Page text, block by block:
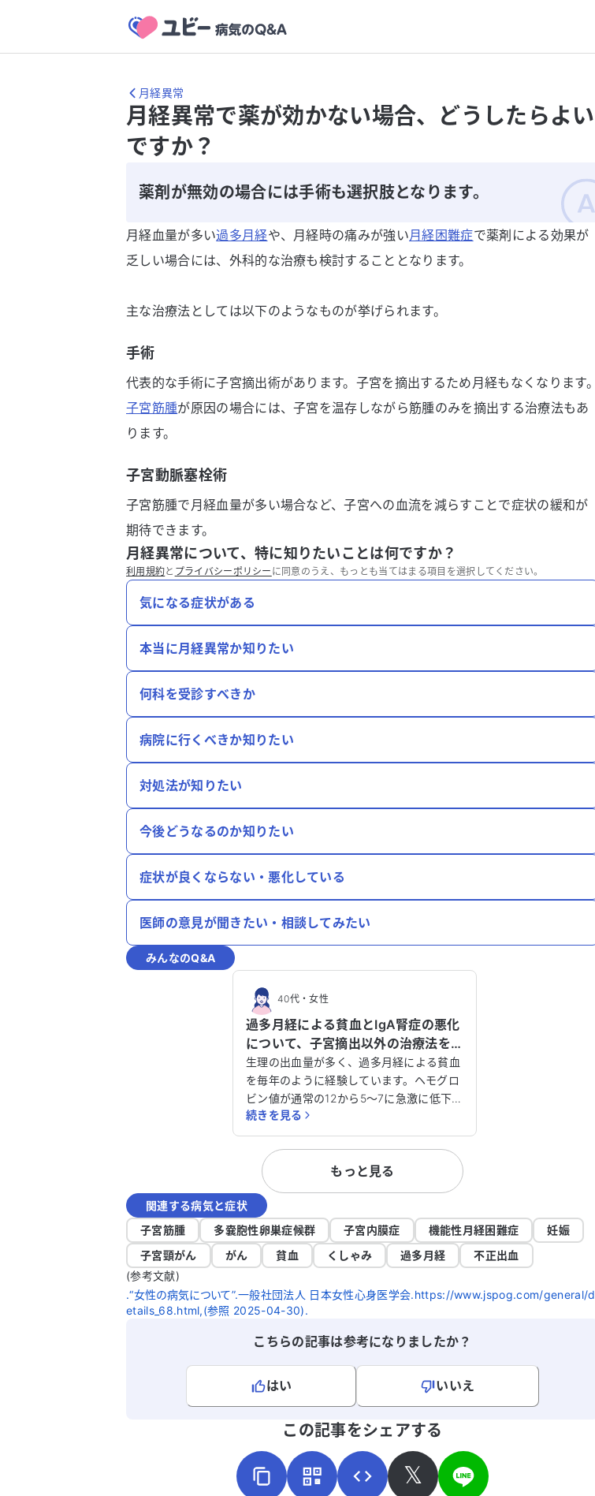
月経異常
月経異常で薬が効かない場合、どうしたらよい
ですか？
薬剤が無効の場合には手術も選択肢となります。
月経血量が多い過多月経や、月経時の痛みが強い月経困難症で薬剤による効果が
乏しい場合には、外科的な治療も検討することとなります。
主な治療法としては以下のようなものが挙げられます。
手術
代表的な手術に子宮摘出術があります。子宮を摘出するため月経もなくなります。
子宮筋腫が原因の場合には、子宮を温存しながら筋腫のみを摘出する治療法もあ
ります。
子宮動脈塞栓術
子宮筋腫で月経血量が多い場合など、子宮への血流を減らすことで症状の緩和が
期待できます。
月経異常について、特に知りたいことは何ですか？
利用規約と プライバシーポリシー に同意のうえ、もっとも当てはまる項目を選択してください。
気になる症状がある
本当に月経異常か知りたい
何科を受診すべきか
病院に行くべきか知りたい
対処法が知りたい
今後どうなるのか知りたい
症状が良くならない・悪化している
医師の意見が聞きたい・相談してみたい
みんなのQ&A
40代・女性
過多月経による貧血とIgA腎症の悪化
について、子宮摘出以外の治療法を
相談させてください。
生理の出血量が多く、過多月経による貧血
を毎年のように経験しています。ヘモグロ
ビン値が通常の12から5〜7に急激に低下す
ることがあり、非常に心配です。これま
で、ホルモンバランスを整えるためにピル
を試しましたが、血圧が200を超え、持病
のIgA腎症が悪化するなどの全身への影響
が怖く、服用を中止しました。 婦人科医
からは、ピルでの調整が難しい場合、子宮
摘出をすすめられました。しかし、夫婦関
係の変化や、母や祖母が閉経後に肥満や糖
尿病を発症した遺伝的リスクを考えると、
はないものでしょうか。原因を知りたいで
すし、どのように対処すればよいのか、ア
ドバイスをいただけると助かります。
続きを見る
もっと見る
関連する病気と症状
子宮筋腫
多嚢胞性卵巣症候群 子宮内膜症 機能性月経困難症
妊娠
子宮頸がん
がん 貧血 くしゃみ 過多月経
不正出血
(参考文献)
.“女性の病気について”.一般社団法人 日本女性心身医学会.https://www.jspog.com/general/d
etails_68.html,(参照 2025-04-30).
こちらの記事は参考になりましたか？
はい
いいえ
この記事をシェアする
𝕏